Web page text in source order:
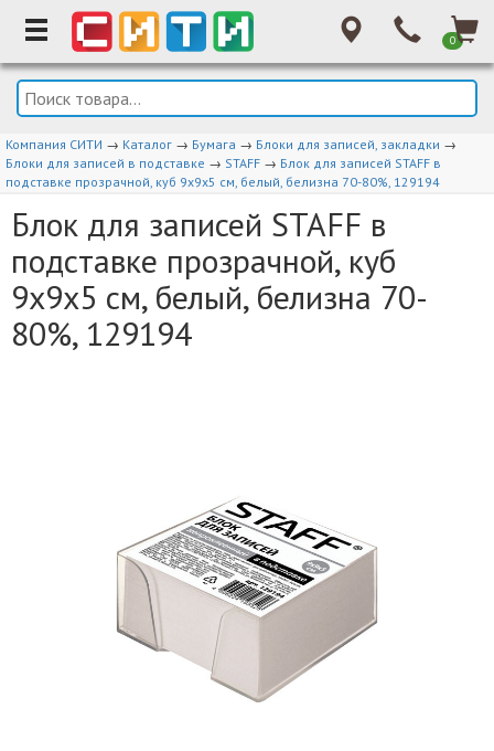
0
Компания СИТИ → Каталог → Бумага → Блоки для записей, закладки →
Блоки для записей в подставке → STAFF → Блок для записей STAFF в
подставке прозрачной, куб 9х9х5 см, белый, белизна 70-80%, 129194
Блок для записей STAFF в
подставке прозрачной, куб
9х9х5 см, белый, белизна 70-
80%, 129194